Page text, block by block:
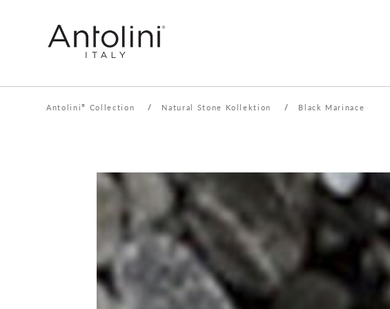
Antolini® Collection / Natural Stone Kollektion / Black Marinace